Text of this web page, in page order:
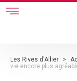
Skip to main content
Les Rives d'Allier >
vie encore plus